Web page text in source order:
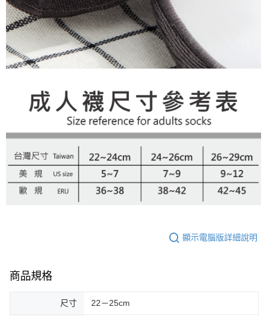
顯示電腦版詳細說明
商品規格
尺寸 22－25cm